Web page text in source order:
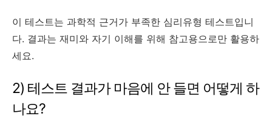
이 테스트는 과학적 근거가 부족한 심리유형 테스트입니
다. 결과는 재미와 자기 이해를 위해 참고용으로만 활용하
세요.
2) 테스트 결과가 마음에 안 들면 어떻게 하
나요?